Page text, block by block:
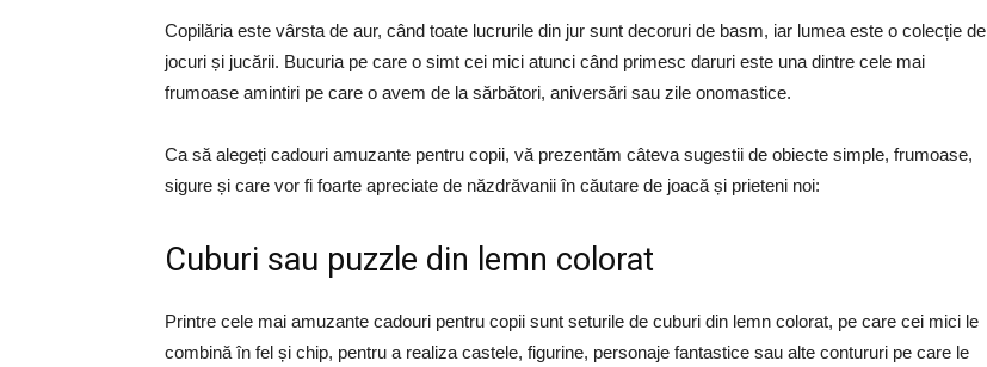
Copilăria este vârsta de aur, când toate lucrurile din jur sunt decoruri de basm, iar lumea este o colecție de
jocuri și jucării. Bucuria pe care o simt cei mici atunci când primesc daruri este una dintre cele mai
frumoase amintiri pe care o avem de la sărbători, aniversări sau zile onomastice.
Ca să alegeți cadouri amuzante pentru copii, vă prezentăm câteva sugestii de obiecte simple, frumoase,
sigure și care vor fi foarte apreciate de năzdrăvanii în căutare de joacă și prieteni noi:
Cuburi sau puzzle din lemn colorat
Printre cele mai amuzante cadouri pentru copii sunt seturile de cuburi din lemn colorat, pe care cei mici le
combină în fel și chip, pentru a realiza castele, figurine, personaje fantastice sau alte contururi pe care le